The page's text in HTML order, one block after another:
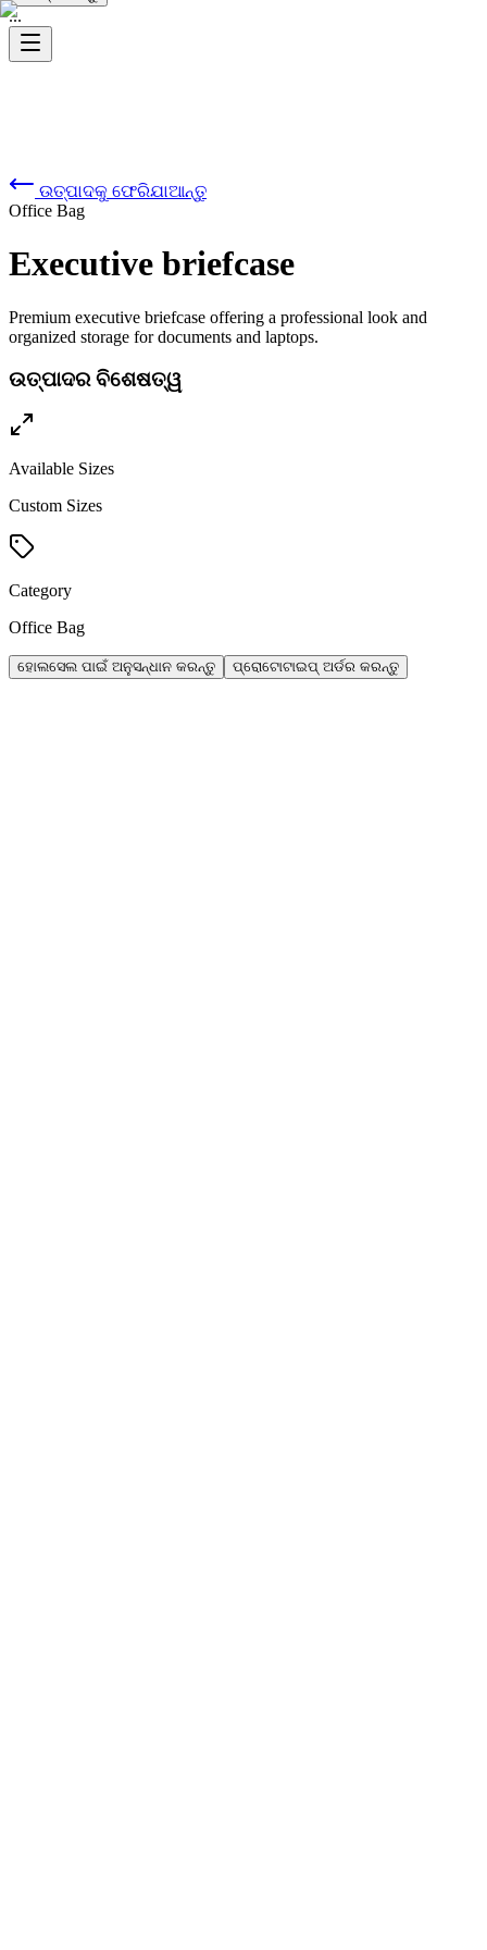
...
ଉତ୍ପାଦକୁ ଫେରିଯାଆନ୍ତୁ
Office Bag
Executive briefcase
Premium executive briefcase offering a professional look and
organized storage for documents and laptops.
ଉତ୍ପାଦର ବିଶେଷତ୍ୱ
Available Sizes
Custom Sizes
Category
Office Bag
ହୋଲସେଲ ପାଇଁ ଅନୁସନ୍ଧାନ କରନ୍ତୁ ପ୍ରୋଟୋଟାଇପ୍ ଅର୍ଡର କରନ୍ତୁ